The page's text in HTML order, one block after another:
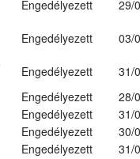
Engedélyezett
29/
Engedélyezett
03/
Engedélyezett
31/
Engedélyezett
28/
Engedélyezett
31/
Engedélyezett
30/
Engedélyezett
31/